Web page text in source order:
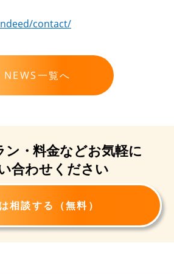
contact/
NEWS一覧へ
ン・料金などお気軽に
合わせください
相談する（無料）